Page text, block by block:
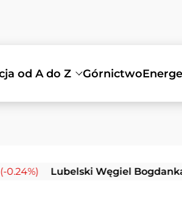
od A do Z Górnictwo
Lubelski Węgiel Bogdanka S.A.